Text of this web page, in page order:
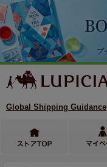
Global Shipping Guidance